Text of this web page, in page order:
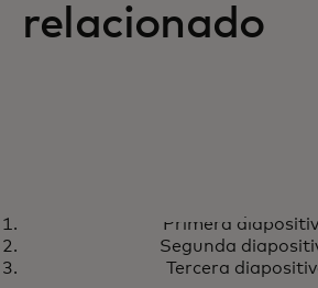
relacionado
Desbloquea
extraordinarias con
Visita priceless.comse abre
Primera
Segunda
Tercera